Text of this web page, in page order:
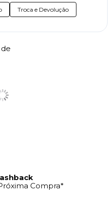
Troca e Devolução
Compra*